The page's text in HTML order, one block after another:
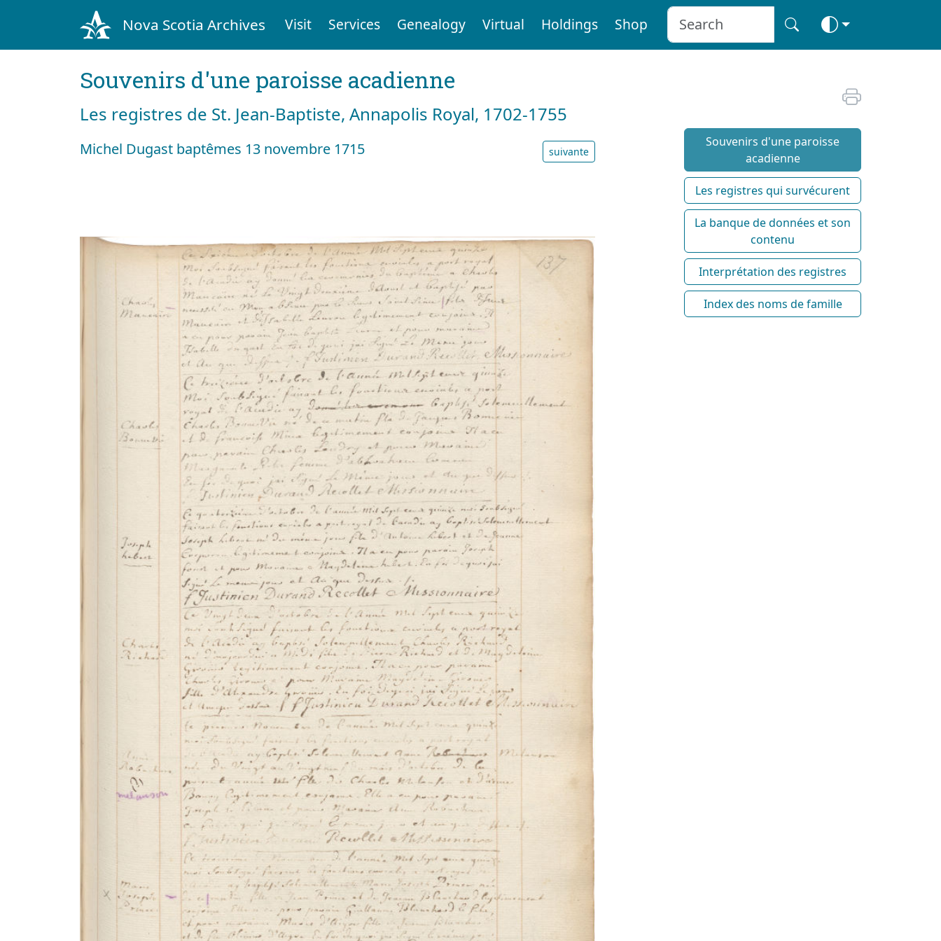
Nova Scotia Archives Visit Services Genealogy Virtual Holdings Shop
Souvenirs d'une paroisse acadienne
Les registres de St. Jean-Baptiste, Annapolis Royal, 1702-1755
Michel Dugast baptêmes 13 novembre 1715 suivante
Souvenirs d'une paroisse
acadienne
Les registres qui survécurent
La banque de données et son
contenu
Interprétation des registres
Index des noms de famille